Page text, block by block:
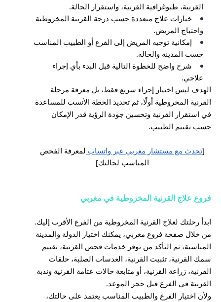
القرنية، طبوغرافية القرنية، واستقرار الحالة.
خيارات علاج متعددة حسب درجة القرنية المخروطية
واحتياج المريض.
إمكانية توجيه المريض إلى الفرع أو الطبيب المناسب
حسب المدينة والحالة.
شرح واضح للخطوة التالية قبل البدء بأي إجراء
علاجي.
الهدف ليس اختيار إجراء سريع فقط، بل معرفة مرحلة
القرنية المخروطية أولًا، ثم تحديد الخطة الأنسب للمساعدة
في استقرار القرنية وتحسين جودة الرؤية قدر الإمكان
حسب تقييم الطبيب.
[تحدث مع مستشار مغربي عبر واتساب لمعرفة الفحص
المناسب لحالتك]
فروع علاج القرنية المخروطية في مغربي
ابدأ رحلتك لعلاج القرنية المخروطية من الفرع الأقرب إليك.
من خلال صفحة فروع مغربي، يمكنك اختيار الدولة والمدينة
المناسبة، ثم التأكد من توفر خدمات فحص القرنية، تقييم
سمك القرنية، تثبيت القرنية، العدسات الصلبة، حلقات
القرنية، زراعة القرنية، أو متابعة حالات عتامة القرنية وندبة
القرنية في الفرع قبل حجز الموعد.
ولأن اختيار الفرع والطبيب المناسب يعتمد على حالتك،